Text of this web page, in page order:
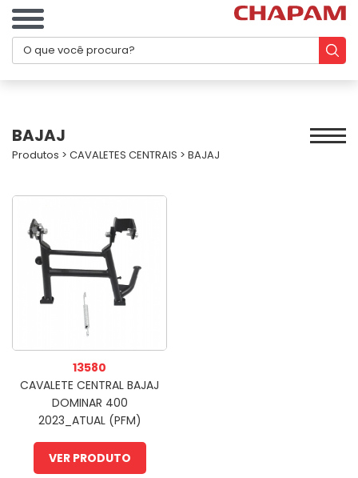
BAJAJ
Produtos > CAVALETES CENTRAIS > BAJAJ
13580
CAVALETE CENTRAL BAJAJ
DOMINAR 400
2023_ATUAL (PFM)
VER PRODUTO